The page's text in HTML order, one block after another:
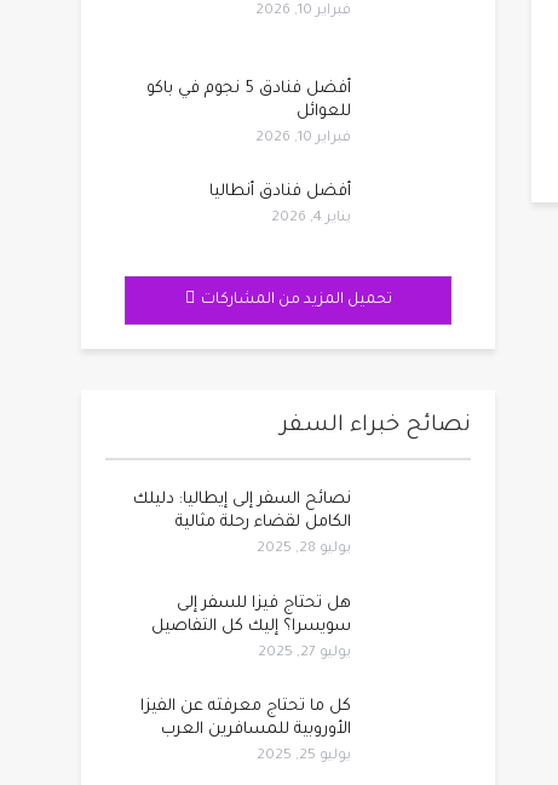
فبراير 10, 2026
أفضل فنادق 5 نجوم في باكو
للعوائل
فبراير 10, 2026
أفضل فنادق أنطاليا
يناير 4, 2026
تحميل المزيد من المشاركات
نصائح خبراء السفر
نصائح السفر إلى إيطاليا: دليلك
الكامل لقضاء رحلة مثالية
يوليو 28, 2025
هل تحتاج فيزا للسفر إلى
سويسرا؟ إليك كل التفاصيل
يوليو 27, 2025
كل ما تحتاج معرفته عن الفيزا
الأوروبية للمسافرين العرب
يوليو 25, 2025